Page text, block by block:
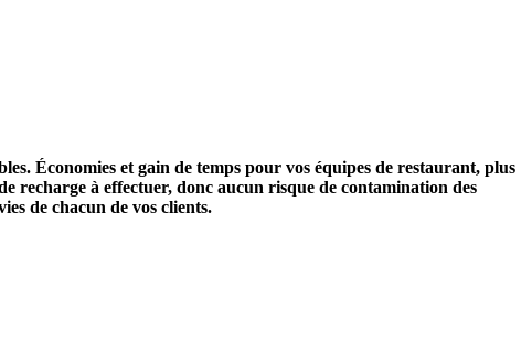
Économies et gain de temps pour vos équipes de restaurant, plus
recharge à effectuer, donc aucun risque de contamination des
de chacun de vos clients.